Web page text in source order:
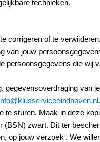
technieken.
corrigeren of te
van jouw
persoonsgegevens die
sturen. Maak in deze
zwart. Dit ter
op jouw verzoek . We